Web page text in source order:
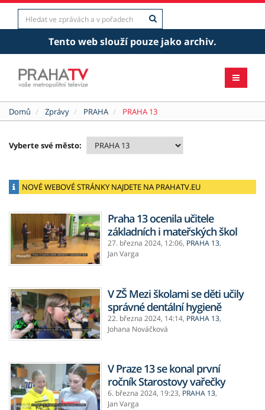
Tento web slouží pouze jako archiv.
Domů Zprávy PRAHA PRAHA 13
Vyberte své město:
NOVÉ WEBOVÉ STRÁNKY NAJDETE NA PRAHATV.EU
Praha 13 ocenila učitele
základních i mateřských škol
27. března 2024, 12:06, PRAHA 13,
Jan Varga
V ZŠ Mezi školami se děti učily
správné dentální hygieně
22. března 2024, 14:14, PRAHA 13,
Johana Nováčková
V Praze 13 se konal první
ročník Starostovy vařečky
6. března 2024, 19:23, PRAHA 13,
Jan Varga